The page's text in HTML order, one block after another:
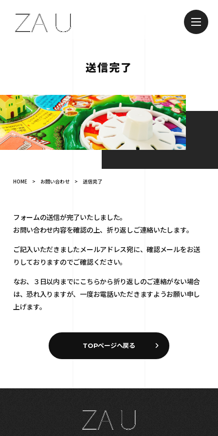
送信完了
HOME > お問い合わせ > 送信完了
フォームの送信が完了いたしました。
お問い合わせ内容を確認の上、折り返しご連絡いたします。
ご記入いただきましたメールアドレス宛に、確認メールをお送
りしておりますのでご確認ください。
なお、３日以内までにこちらから折り返しのご連絡がない場合
は、恐れ入りますが、一度お電話いただきますようお願い申し
上げます。
TOPページへ戻る